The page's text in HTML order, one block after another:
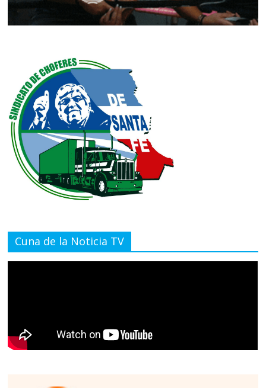
Cuna de la Noticia TV